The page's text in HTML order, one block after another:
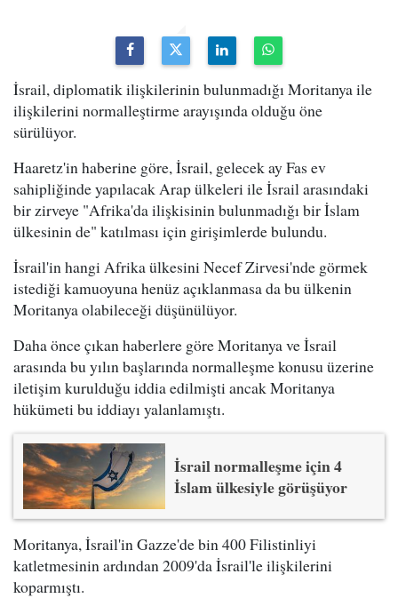
İsrail, diplomatik ilişkilerinin bulunmadığı Moritanya ile
ilişkilerini normalleştirme arayışında olduğu öne
sürülüyor.
Haaretz'in haberine göre, İsrail, gelecek ay Fas ev
sahipliğinde yapılacak Arap ülkeleri ile İsrail arasındaki
bir zirveye "Afrika'da ilişkisinin bulunmadığı bir İslam
ülkesinin de" katılması için girişimlerde bulundu.
İsrail'in hangi Afrika ülkesini Necef Zirvesi'nde görmek
istediği kamuoyuna henüz açıklanmasa da bu ülkenin
Moritanya olabileceği düşünülüyor.
Daha önce çıkan haberlere göre Moritanya ve İsrail
arasında bu yılın başlarında normalleşme konusu üzerine
iletişim kurulduğu iddia edilmişti ancak Moritanya
hükümeti bu iddiayı yalanlamıştı.
İsrail normalleşme için 4
İslam ülkesiyle görüşüyor
Moritanya, İsrail'in Gazze'de bin 400 Filistinliyi
katletmesinin ardından 2009'da İsrail'le ilişkilerini
koparmıştı.